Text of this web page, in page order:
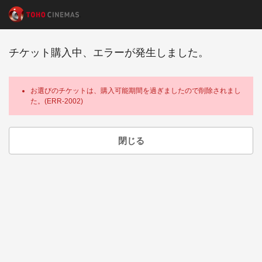
チケット購入中、エラーが発生しました。
お選びのチケットは、購入可能期間を過ぎましたので削除されまし
た。(ERR-2002)
閉じる